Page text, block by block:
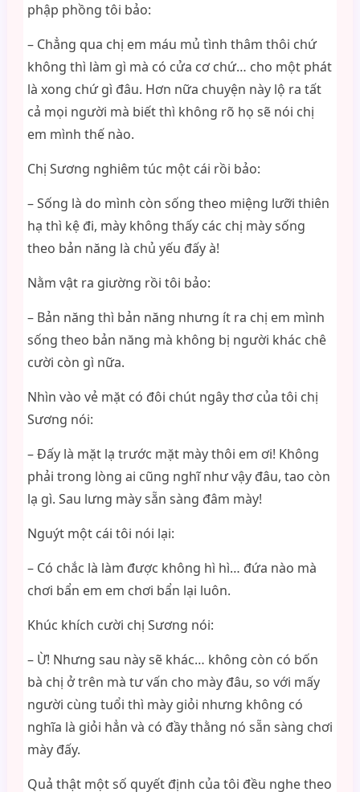
phập phồng tôi bảo:
– Chẳng qua chị em máu mủ tình thâm thôi chứ
không thì làm gì mà có cửa cơ chứ… cho một phát
là xong chứ gì đâu. Hơn nữa chuyện này lộ ra tất
cả mọi người mà biết thì không rõ họ sẽ nói chị
em mình thế nào.
Chị Sương nghiêm túc một cái rồi bảo:
– Sống là do mình còn sống theo miệng lưỡi thiên
hạ thì kệ đi, mày không thấy các chị mày sống
theo bản năng là chủ yếu đấy à!
Nằm vật ra giường rồi tôi bảo:
– Bản năng thì bản năng nhưng ít ra chị em mình
sống theo bản năng mà không bị người khác chê
cười còn gì nữa.
Nhìn vào vẻ mặt có đôi chút ngây thơ của tôi chị
Sương nói:
– Đấy là mặt lạ trước mặt mày thôi em ơi! Không
phải trong lòng ai cũng nghĩ như vậy đâu, tao còn
lạ gì. Sau lưng mày sẵn sàng đâm mày!
Nguýt một cái tôi nói lại:
– Có chắc là làm được không hì hì… đứa nào mà
chơi bẩn em em chơi bẩn lại luôn.
Khúc khích cười chị Sương nói:
– Ừ! Nhưng sau này sẽ khác… không còn có bốn
bà chị ở trên mà tư vấn cho mày đâu, so với mấy
người cùng tuổi thì mày giỏi nhưng không có
nghĩa là giỏi hẳn và có đầy thằng nó sẵn sàng chơi
mày đấy.
Quả thật một số quyết định của tôi đều nghe theo